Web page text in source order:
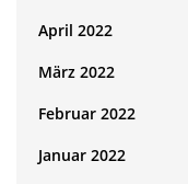
April 2022
März 2022
Februar 2022
Januar 2022